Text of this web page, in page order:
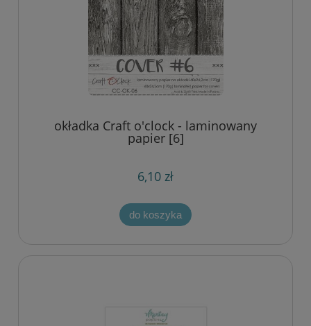
okładka Craft o'clock - laminowany
papier [6]
6,10 zł
do koszyka